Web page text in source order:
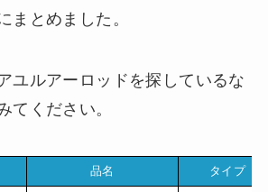
まとめました。
ユルアーロッドを探しているな
てください。
品名 タイプ